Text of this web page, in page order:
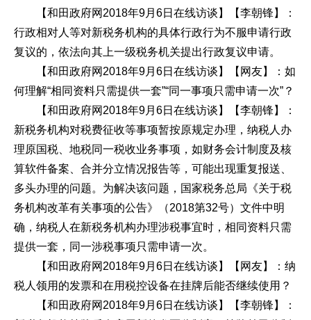
【和田政府网2018年9月6日在线访谈】【李朝锋】：
行政相对人等对新税务机构的具体行政行为不服申请行政
复议的，依法向其上一级税务机关提出行政复议申请。
【和田政府网2018年9月6日在线访谈】【网友】：如
何理解“相同资料只需提供一套”“同一事项只需申请一次”？
【和田政府网2018年9月6日在线访谈】【李朝锋】：
新税务机构对税费征收等事项暂按原规定办理，纳税人办
理原国税、地税同一税收业务事项，如财务会计制度及核
算软件备案、合并分立情况报告等，可能出现重复报送、
多头办理的问题。为解决该问题，国家税务总局《关于税
务机构改革有关事项的公告》（2018第32号）文件中明
确，纳税人在新税务机构办理涉税事宜时，相同资料只需
提供一套，同一涉税事项只需申请一次。
【和田政府网2018年9月6日在线访谈】【网友】：纳
税人领用的发票和在用税控设备在挂牌后能否继续使用？
【和田政府网2018年9月6日在线访谈】【李朝锋】：